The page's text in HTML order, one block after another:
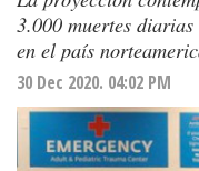
3.000 muertes
en el país
30 Dec 2020. 04:02 PM